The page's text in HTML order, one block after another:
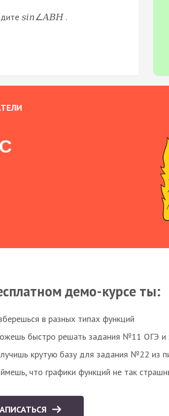
sin∠ABH .
демо-курсе ты:
в разных типах функций
быстро решать задания №11 ОГЭ и
крутую базу для задания №22 из
что графики функций не так